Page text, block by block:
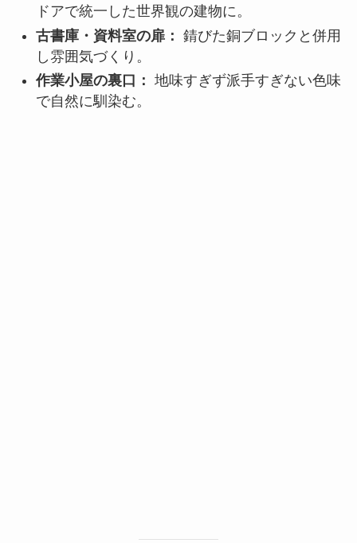
ドアで統一した世界観の建物に。
古書庫・資料室の扉： 錆びた銅ブロックと併用
し雰囲気づくり。
作業小屋の裏口： 地味すぎず派手すぎない色味
で自然に馴染む。